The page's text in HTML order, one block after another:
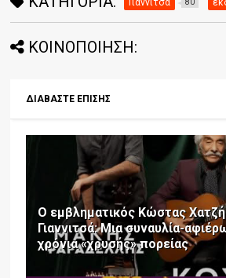
ΚΟΙΝΟΠΟΙΗΣΗ:
ΔΙΑΒΑΣΤΕ ΕΠΙΣΗΣ
Ο εμβληματικός Κώστας
Γιαννιτσά: Μια συναυλία-
χρόνια «χρυσής» πορείας